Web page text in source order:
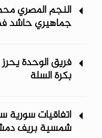
النجم المصري
جماهيري حاشد
فريق الوحدة
بكرة السلة
اتفاقيات
شمسية ‏بريف دمشق